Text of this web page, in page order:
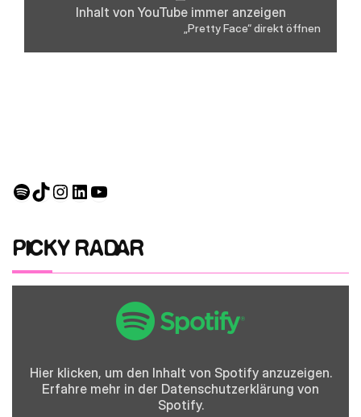
Inhalt von YouTube immer anzeigen
„Pretty Face“ direkt öffnen
Spotify
TikTok
Instagram
LinkedIn
YouTube
PICKY RADAR
Hier klicken, um den Inhalt von Spotify anzuzeigen.
Erfahre mehr in der Datenschutzerklärung von
Spotify.